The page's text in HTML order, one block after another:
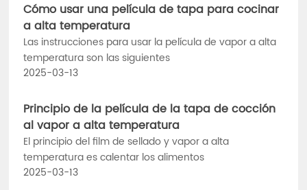
Cómo usar una película de tapa para cocinar
a alta temperatura
Las instrucciones para usar la película de vapor a alta
temperatura son las siguientes
2025-03-13
Principio de la película de la tapa de cocción
al vapor a alta temperatura
El principio del film de sellado y vapor a alta
temperatura es calentar los alimentos
2025-03-13